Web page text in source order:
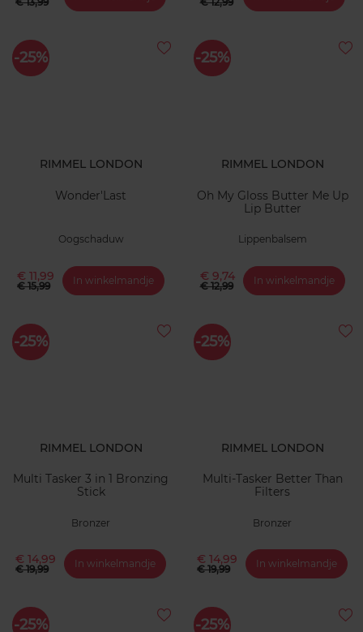
-25%
RIMMEL LONDON
Wonder'Last
Oogschaduw
€ 11,99
€ 15,99 In winkelmandje
-25%
RIMMEL LONDON
Oh My Gloss Butter Me Up
Lip Butter
Lippenbalsem
€ 9,74
€ 12,99 In winkelmandje
-25%
RIMMEL LONDON
Multi Tasker 3 in 1 Bronzing
Stick
Bronzer
€ 14,99
€ 19,99 In winkelmandje
-25%
RIMMEL LONDON
Multi-Tasker Better Than
Filters
Bronzer
€ 14,99
€ 19,99 In winkelmandje
-25% -25%